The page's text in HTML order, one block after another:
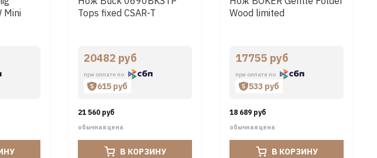
Mini
Tops fixed CSAR-T
20482 руб
при оплате по
615 руб
21 560 руб
обычная цена
В КОРЗИНУ
Wood limited
17755 руб
при оплате по
533 руб
18 689 руб
обычная цена
В КОРЗИНУ